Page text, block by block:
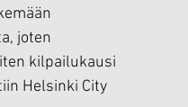
joten
kilpailukausi
Helsinki City